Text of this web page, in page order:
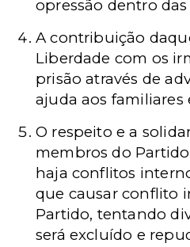
opressão dentro
A contribuição
Liberdade com os
prisão através de
ajuda aos familiares
O respeito e a
membros do
haja conflitos
que causar conflito
Partido, tentando
será excluído e